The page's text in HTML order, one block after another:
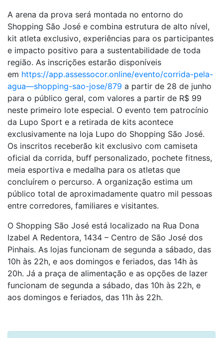
A arena da prova será montada no entorno do
Shopping São José e combina estrutura de alto nível,
kit atleta exclusivo, experiências para os participantes
e impacto positivo para a sustentabilidade de toda
região. As inscrições estarão disponíveis
em https://app.assessocor.online/evento/corrida-pela-
agua—shopping-sao-jose/879 a partir de 28 de junho
para o público geral, com valores a partir de R$ 99
neste primeiro lote especial. O evento tem patrocínio
da Lupo Sport e a retirada de kits acontece
exclusivamente na loja Lupo do Shopping São José.
Os inscritos receberão kit exclusivo com camiseta
oficial da corrida, buff personalizado, pochete fitness,
meia esportiva e medalha para os atletas que
concluírem o percurso. A organização estima um
público total de aproximadamente quatro mil pessoas
entre corredores, familiares e visitantes.
O Shopping São José está localizado na Rua Dona
Izabel A Redentora, 1434 – Centro de São José dos
Pinhais. As lojas funcionam de segunda a sábado, das
10h às 22h, e aos domingos e feriados, das 14h às
20h. Já a praça de alimentação e as opções de lazer
funcionam de segunda a sábado, das 10h às 22h, e
aos domingos e feriados, das 11h às 22h.